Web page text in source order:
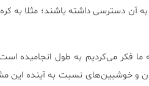
آن دسترسی داشته باشند؛ مثلا به
ما فکر می‌کردیم به طول انجامیده
و خوشبین‌های نسبت به آینده این